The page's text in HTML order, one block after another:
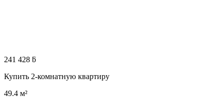
241 428 ƃ
Купить 2-комнатную квартиру
49.4 м²